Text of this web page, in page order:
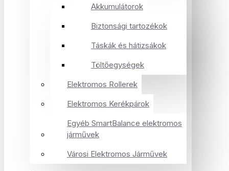
Akkumulátorok
Biztonsági tartozékok
Táskák és hátizsákok
Töltőegységek
Elektromos Rollerek
Elektromos Kerékpárok
Egyéb SmartBalance elektromos
járművek
Városi Elektromos Járművek